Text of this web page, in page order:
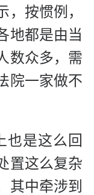
，按惯例，
地都是由当
数众多，需
院一家做不
也是这么回
置这么复杂
其中牵涉到